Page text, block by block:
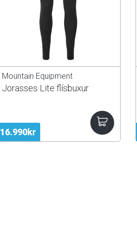
16.990kr
Mountain Equipment
Jorasses Lite flísbuxur